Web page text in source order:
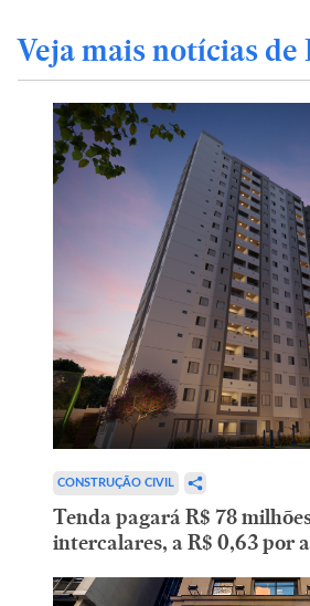
Veja mais notícias de
CONSTRUÇÃO CIVIL
Tenda pagará R$ 78
intercalares, a R$ 0,63 por